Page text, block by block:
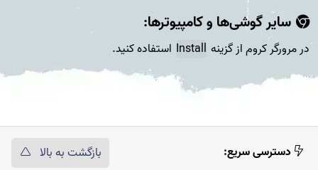
سایر گوشی‌ها و کامپیوتر‌ها:
در مرورگر کروم از گزینه Install استفاده کنید.
دسترسی سریع: بازگشت به بالا